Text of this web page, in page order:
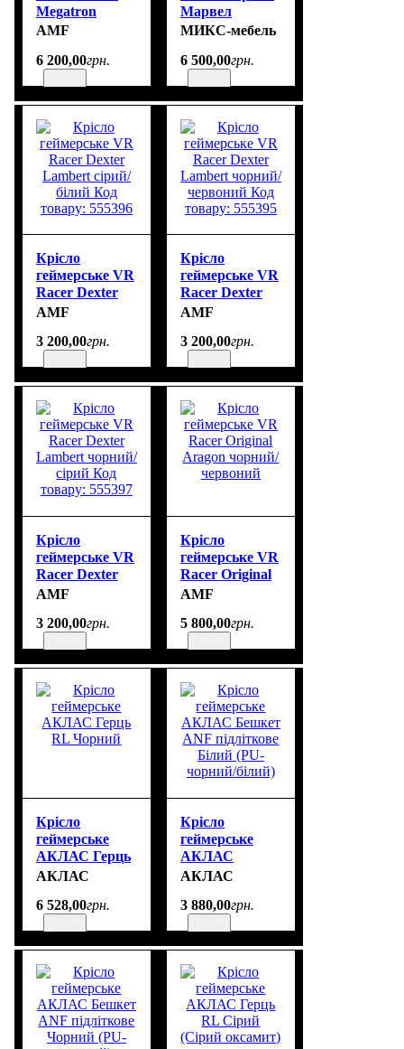
Megatron
чорний/
Код товару:
AMF
6 200,00грн.
Марвел
(Чорний/
МИКС-мебель
6 500,00грн.
Крісло
геймерське VR
Racer Dexter
Lambert сірий/
товару: 555396
AMF
3 200,00грн.
Крісло
геймерське VR
Racer Dexter
Lambert
червоний Код
AMF
3 200,00грн.
Крісло
геймерське VR
Racer Dexter
Lambert
Код товару:
AMF
3 200,00грн.
Крісло
геймерське VR
Racer Original
Aragon
червоний
AMF
5 800,00грн.
Крісло
геймерське
АКЛАС Герць
RL Чорний
АКЛАС
6 528,00грн.
Крісло
геймерське
АКЛАС
Бешкет ANF
Білий (PU-
АКЛАС
3 880,00грн.